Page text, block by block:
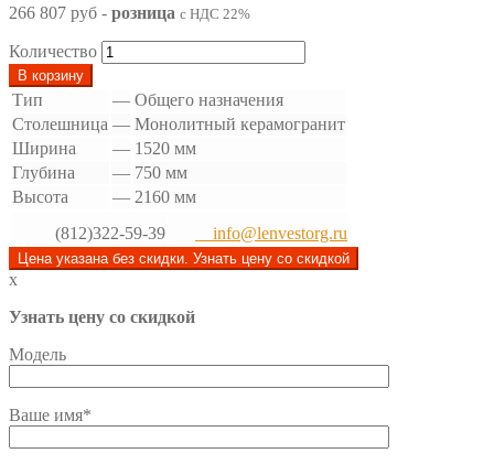
266 807 руб - розница с НДС 22%
Количество
В корзину
Тип — Общего назначения
Столешница — Монолитный керамогранит
Ширина
— 1520 мм
Глубина
— 750 мм
Высота
— 2160 мм
(812)322-59-39
info@lenvestorg.ru
Цена указана без скидки. Узнать цену со скидкой
x
Узнать цену со скидкой
Модель
Ваше имя*